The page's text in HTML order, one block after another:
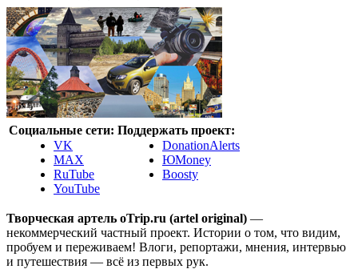
Социальные сети:
VK
MAX
RuTube
YouTube
Поддержать проект:
DonationAlerts
ЮMoney
Boosty
Творческая артель oTrip.ru (artel original) —
некоммерческий частный проект. Истории о том, что видим,
пробуем и переживаем! Влоги, репортажи, мнения, интервью
и путешествия — всё из первых рук.